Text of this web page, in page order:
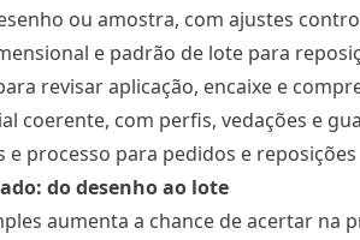
ou amostra, com ajustes
e padrão de lote para
revisar aplicação, encaixe e
coerente, com perfis, vedações e
e processo para pedidos e reposições
do desenho ao lote
aumenta a chance de acertar na